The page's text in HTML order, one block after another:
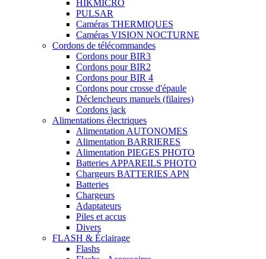
HIKMICRO
PULSAR
Caméras THERMIQUES
Caméras VISION NOCTURNE
Cordons de télécommandes
Cordons pour BIR3
Cordons pour BIR2
Cordons pour BIR 4
Cordons pour crosse d'épaule
Déclencheurs manuels (filaires)
Cordons jack
Alimentations électriques
Alimentation AUTONOMES
Alimentation BARRIERES
Alimentation PIEGES PHOTO
Batteries APPAREILS PHOTO
Chargeurs BATTERIES APN
Batteries
Chargeurs
Adaptateurs
Piles et accus
Divers
FLASH & Éclairage
Flashs